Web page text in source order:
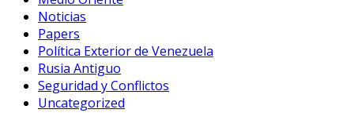
Noticias
Papers
Política Exterior de Venezuela
Rusia Antiguo
Seguridad y Conflictos
Uncategorized